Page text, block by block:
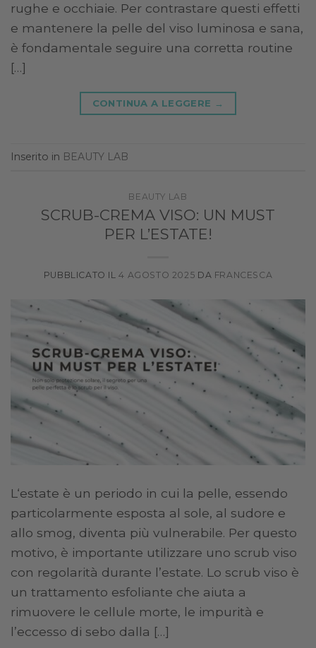
rughe e occhiaie. Per contrastare questi effetti
e mantenere la pelle del viso luminosa e sana,
è fondamentale seguire una corretta routine
[…]
CONTINUA A LEGGERE →
Inserito in BEAUTY LAB
BEAUTY LAB
SCRUB-CREMA VISO: UN MUST
PER L’ESTATE!
PUBBLICATO IL4 AGOSTO 2025 DA FRANCESCA
L‘estate è un periodo in cui la pelle, essendo
particolarmente esposta al sole, al sudore e
allo smog, diventa più vulnerabile. Per questo
motivo, è importante utilizzare uno scrub viso
con regolarità durante l’estate. Lo scrub viso è
un trattamento esfoliante che aiuta a
rimuovere le cellule morte, le impurità e
l’eccesso di sebo dalla […]